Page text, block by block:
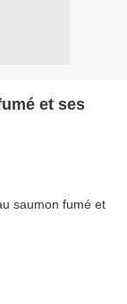
et ses